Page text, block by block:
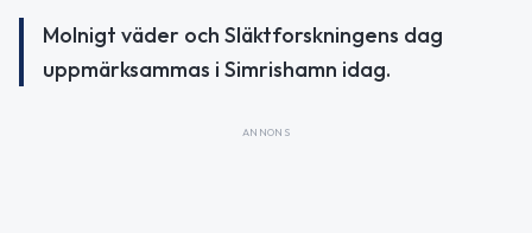
Molnigt väder och Släktforskningens dag
uppmärksammas i Simrishamn idag.
ANNONS